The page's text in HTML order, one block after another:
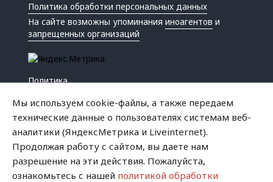
Политика обработки персональных данных
На сайте возможны упоминанияиноагентов и
запрещенных организаций
Политика
Мы используем cookie-файлы, а также передаем
технические данные о пользователях системам веб-
аналитики (ЯндексМетрика и Liveinternet).
Продолжая работу с сайтом, вы даете нам
разрешение на эти действия. Пожалуйста,
ознакомьтесь с нашей политикой обработки